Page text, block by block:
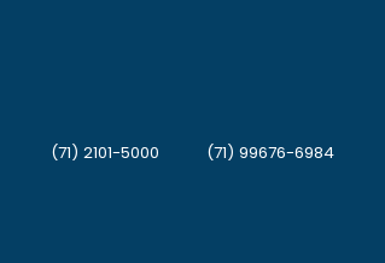
(71) 2101-5000 (71) 99676-6984